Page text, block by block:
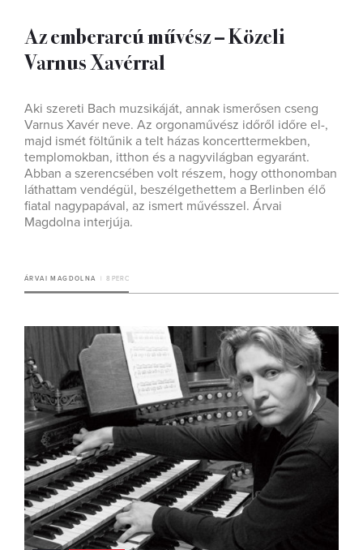
Az emberarcú művész – Közeli
Varnus Xavérral
Aki szereti Bach muzsikáját, annak ismerősen cseng
Varnus Xavér neve. Az orgonaművész időről időre el-,
majd ismét föltűnik a telt házas koncerttermekben,
templomokban, itthon és a nagyvilágban egyaránt.
Abban a szerencsében volt részem, hogy otthonomban
láthattam vendégül, beszélgethettem a Berlinben élő
fiatal nagypapával, az ismert művésszel. Árvai
Magdolna interjúja.
ÁRVAI MAGDOLNA 8 PERC